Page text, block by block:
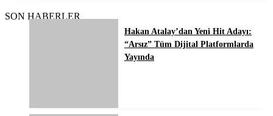
SON HABERLER
Hakan Atalay’dan Yeni Hit Adayı:
“Arsız” Tüm Dijital Platformlarda
Yayında